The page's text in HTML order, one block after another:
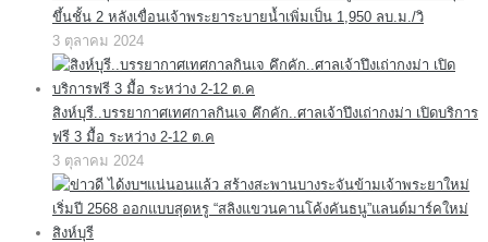
ขึ้นชั้น 2 หลังเขื่อนเจ้าพระยาระบายน้ำเพิ่มเป็น 1,950 ลบ.ม./วิ
3 ตุลาคม 2024
สิงห์บุรี..บรรยากาศเทศกาลกินเจ คึกคัก..ศาลเจ้าปึงเถ่ากงม่า เปิดบริการ
ฟรี 3 มื้อ ระหว่าง 2-12 ต.ค
3 ตุลาคม 2024